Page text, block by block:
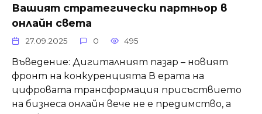
Вашият стратегически партньор в
онлайн света
27.09.2025 0 495
Въведение: Дигиталният пазар – новият
фронт на конкуренцията В ерата на
цифровата трансформация присъствието
на бизнеса онлайн вече не е предимство, а